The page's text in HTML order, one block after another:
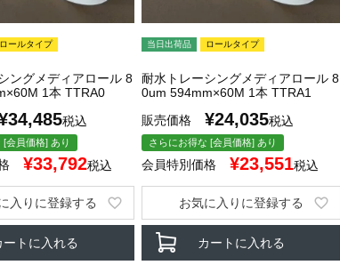
ロールタイプ
ングメディアロール 8
1本 TTRA0
34,485税込
[会員価格] あり
¥33,792税込
ートに入れる
入りに登録する
当日出荷品 ロールタイプ
耐水トレーシングメディアロール 8
0um 594mm×60M 1本 TTRA1
販売価格
¥24,035税込
さらにお得な [会員価格] あり
会員特別価格 ¥23,551税込
カートに入れる
お気に入りに登録する